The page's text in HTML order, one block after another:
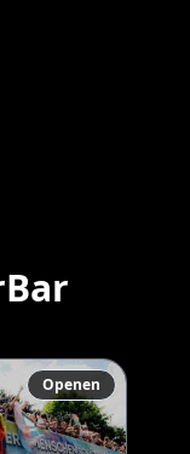
Openen